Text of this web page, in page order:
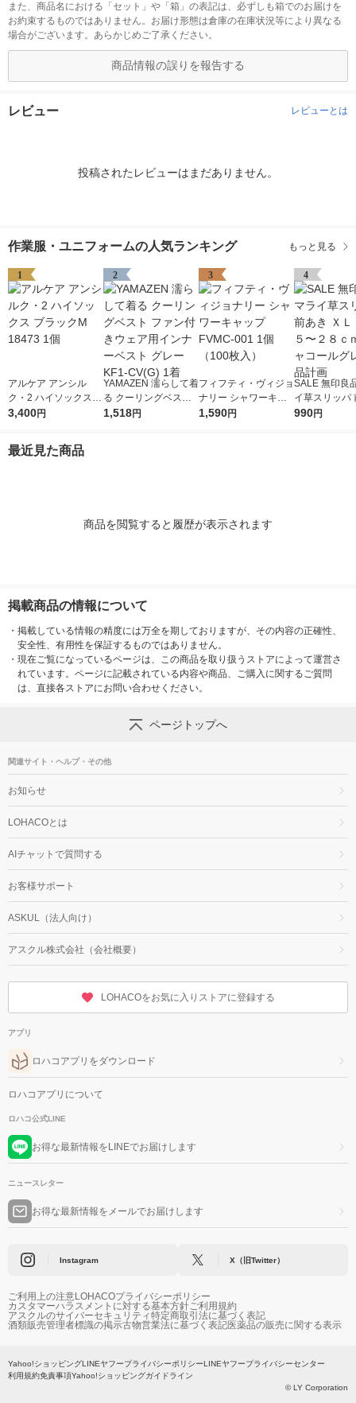
また、商品名における「セット」や「箱」の表記は、必ずしも箱でのお届けを
お約束するものではありません。お届け形態は倉庫の在庫状況等により異なる
場合がございます。あらかじめご了承ください。
商品情報の誤りを報告する
レビュー レビューとは
投稿されたレビューはまだありません。
作業服・ユニフォームの人気ランキング もっと見る
1
アルケア アンシル
ク・2 ハイソックス
ブラックM 18473 1個
3,400円
2
YAMAZEN 濡らして着
る クーリングベスト
ファン付きウェア用イ
1,518円
3
フィフティ・ヴィジョ
ナリー シャワーキャ
ップ FVMC-001 1個
1,590円
4
SALE 無印良
イ草スリッパ
ＸＬ ２６．５
990円
最近見た商品
商品を閲覧すると履歴が表示されます
掲載商品の情報について
・ 掲載している情報の精度には万全を期しておりますが、その内容の正確性、
安全性、有用性を保証するものではありません。
・ 現在ご覧になっているページは、この商品を取り扱うストアによって運営さ
れています。ページに記載されている内容や商品、ご購入に関するご質問
は、直接各ストアにお問い合わせください。
ページトップへ
関連サイト・ヘルプ・その他
お知らせ
LOHACOとは
AIチャットで質問する
お客様サポート
ASKUL（法人向け）
アスクル株式会社（会社概要）
LOHACOをお気に入りストアに登録する
アプリ
ロハコアプリをダウンロード
ロハコアプリについて
ロハコ公式LINE
お得な最新情報をLINEでお届けします
ニュースレター
お得な最新情報をメールでお届けします
Instagram X（旧Twitter）
ご利用上の注意LOHACOプライバシーポリシー
カスタマーハラスメントに対する基本方針ご利用規約
アスクルのサイバーセキュリティ特定商取引法に基づく表記
酒類販売管理者標識の掲示古物営業法に基づく表記医薬品の販売に関する表示
Yahoo!ショッピングLINEヤフープライバシーポリシーLINEヤフープライバシーセンター
利用規約免責事項Yahoo!ショッピングガイドライン
© LY Corporation